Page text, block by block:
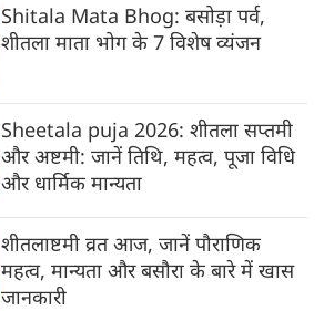
Shitala Mata Bhog: बसोड़ा पर्व,
शीतला माता भोग के 7 विशेष व्यंजन
Sheetala puja 2026: शीतला सप्तमी
और अष्टमी: जानें तिथि, महत्व, पूजा विधि
और धार्मिक मान्यता
शीतलाष्टमी व्रत आज, जानें पौराणिक
महत्व, मान्यता और बसौरा के बारे में खास
जानकारी